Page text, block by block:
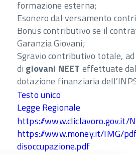
formazione esterna;
Esonero dal versamento
Bonus contributivo se il
Garanzia Giovani;
Sgravio contributivo totale,
di giovani NEET effettuate
dotazione finanziaria
Testo unico
Legge Regionale
https://
https://www.money.it/IMG/
disoccupazione.pdf